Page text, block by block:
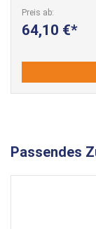
Preis ab
64,10 €
Passendes